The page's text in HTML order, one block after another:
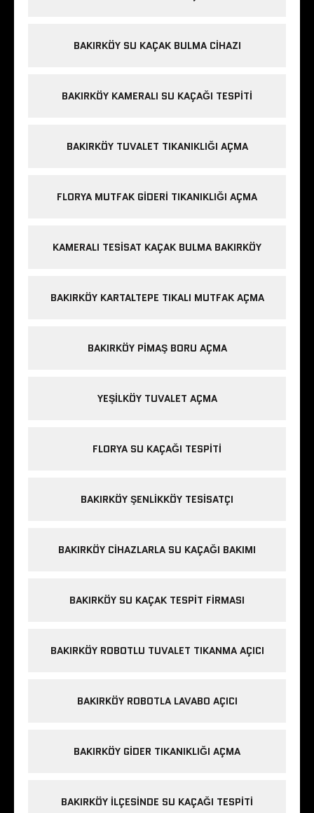
BAKIRKÖY SU KAÇAK BULMA CIHAZI
BAKIRKÖY KAMERALI SU KAÇAĞI TESPITI
BAKIRKÖY TUVALET TIKANIKLIĞI AÇMA
FLORYA MUTFAK GIDERI TIKANIKLIĞI AÇMA
KAMERALI TESISAT KAÇAK BULMA BAKIRKÖY
BAKIRKÖY KARTALTEPE TIKALI MUTFAK AÇMA
BAKIRKÖY PIMAŞ BORU AÇMA
YEŞILKÖY TUVALET AÇMA
FLORYA SU KAÇAĞI TESPITI
BAKIRKÖY ŞENLIKKÖY TESISATÇI
BAKIRKÖY CIHAZLARLA SU KAÇAĞI BAKIMI
BAKIRKÖY SU KAÇAK TESPIT FIRMASI
BAKIRKÖY ROBOTLU TUVALET TIKANMA AÇICI
BAKIRKÖY ROBOTLA LAVABO AÇICI
BAKIRKÖY GIDER TIKANIKLIĞI AÇMA
BAKIRKÖY ILÇESINDE SU KAÇAĞI TESPITI